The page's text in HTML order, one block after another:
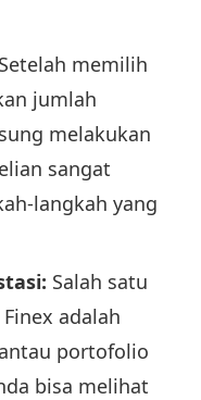
Setelah memilih
jumlah
melakukan
sangat
langkah yang
Salah satu
adalah
portofolio
bisa melihat